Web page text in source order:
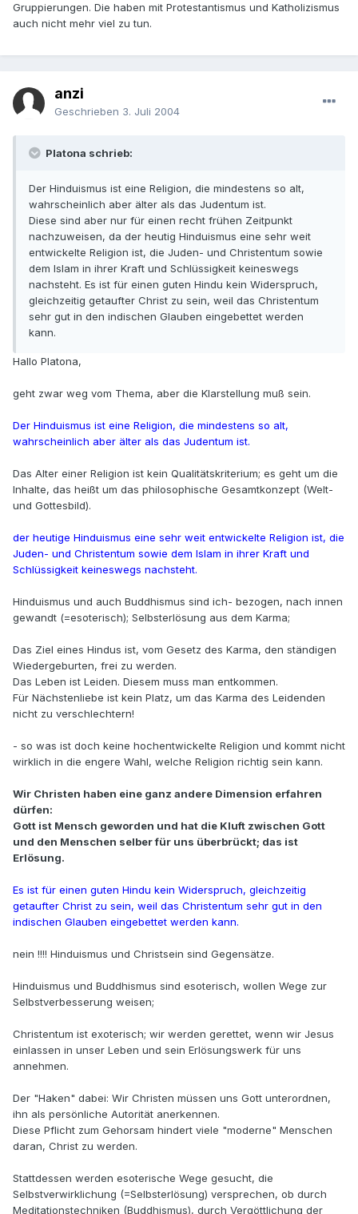
Gruppierungen. Die haben mit Protestantismus und Katholizismus
auch nicht mehr viel zu tun.
anzi
Geschrieben 3. Juli 2004
Platona schrieb:
Der Hinduismus ist eine Religion, die mindestens so alt,
wahrscheinlich aber älter als das Judentum ist.
Diese sind aber nur für einen recht frühen Zeitpunkt
nachzuweisen, da der heutig Hinduismus eine sehr weit
entwickelte Religion ist, die Juden- und Christentum sowie
dem Islam in ihrer Kraft und Schlüssigkeit keineswegs
nachsteht. Es ist für einen guten Hindu kein Widerspruch,
gleichzeitig getaufter Christ zu sein, weil das Christentum
sehr gut in den indischen Glauben eingebettet werden
kann.
Hallo Platona,
geht zwar weg vom Thema, aber die Klarstellung muß sein.
Der Hinduismus ist eine Religion, die mindestens so alt,
wahrscheinlich aber älter als das Judentum ist.
Das Alter einer Religion ist kein Qualitätskriterium; es geht um die
Inhalte, das heißt um das philosophische Gesamtkonzept (Welt-
und Gottesbild).
der heutige Hinduismus eine sehr weit entwickelte Religion ist, die
Juden- und Christentum sowie dem Islam in ihrer Kraft und
Schlüssigkeit keineswegs nachsteht.
Hinduismus und auch Buddhismus sind ich- bezogen, nach innen
gewandt (=esoterisch); Selbsterlösung aus dem Karma;
Das Ziel eines Hindus ist, vom Gesetz des Karma, den ständigen
Wiedergeburten, frei zu werden.
Das Leben ist Leiden. Diesem muss man entkommen.
Für Nächstenliebe ist kein Platz, um das Karma des Leidenden
nicht zu verschlechtern!
- so was ist doch keine hochentwickelte Religion und kommt nicht
wirklich in die engere Wahl, welche Religion richtig sein kann.
Wir Christen haben eine ganz andere Dimension erfahren
dürfen:
Gott ist Mensch geworden und hat die Kluft zwischen Gott
und den Menschen selber für uns überbrückt; das ist
Erlösung.
Es ist für einen guten Hindu kein Widerspruch, gleichzeitig
getaufter Christ zu sein, weil das Christentum sehr gut in den
indischen Glauben eingebettet werden kann.
nein !!!! Hinduismus und Christsein sind Gegensätze.
Hinduismus und Buddhismus sind esoterisch, wollen Wege zur
Selbstverbesserung weisen;
Christentum ist exoterisch; wir werden gerettet, wenn wir Jesus
einlassen in unser Leben und sein Erlösungswerk für uns
annehmen.
Der "Haken" dabei: Wir Christen müssen uns Gott unterordnen,
ihn als persönliche Autorität anerkennen.
Diese Pflicht zum Gehorsam hindert viele "moderne" Menschen
daran, Christ zu werden.
Stattdessen werden esoterische Wege gesucht, die
Selbstverwirklichung (=Selbsterlösung) versprechen, ob durch
Meditationstechniken (Buddhismus), durch Vergöttlichung der